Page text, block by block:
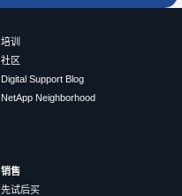
培训
社区
Digital Support Blog
NetApp Neighborhood
销售
先试后买